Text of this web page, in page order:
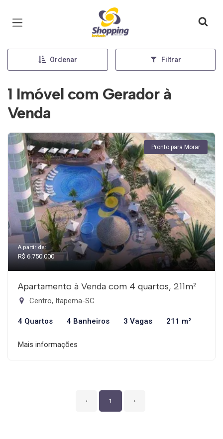
Página inicial
Ordenar Filtrar
1 Imóvel com Gerador à
Venda
Pronto para Morar
A partir de:
R$ 6.750.000
Apartamento à Venda com 4 quartos, 211m²
Centro, Itapema-SC
4 Quartos 4 Banheiros 3 Vagas 211 m²
Mais informações
‹ 1 ›